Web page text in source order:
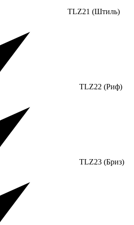
TLZ21 (Штиль)
TLZ22 (Риф)
TLZ23 (Бриз)